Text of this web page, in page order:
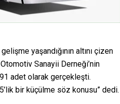
yaşandığının altını çizen
Sanayii Derneği’nin
adet olarak gerçekleşti.
bir küçülme söz konusu” dedi.